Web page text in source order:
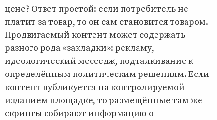
цене? Ответ простой: если потребитель не
платит за товар, то он сам становится товаром.
Продвигаемый контент может содержать
разного рода «закладки»: рекламу,
идеологический месседж, подталкивание к
определённым политическим решениям. Если
контент публикуется на контролируемой
изданием площадке, то размещённые там же
скрипты собирают информацию о